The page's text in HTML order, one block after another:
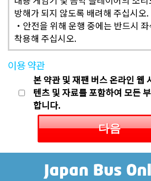
방해가 되지 않도록 배려해 주십시오.
・안전을 위해 운행 중에는 반드시
착용해 주십시오.
이용 약관
본 약관 및 재팬 버스 온라인 웹
텐츠 및 자료를 포함하여 모든
합니다.
다음